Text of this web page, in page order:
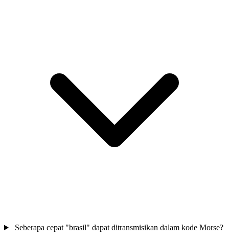
Seberapa cepat "brasil" dapat ditransmisikan dalam kode Morse?